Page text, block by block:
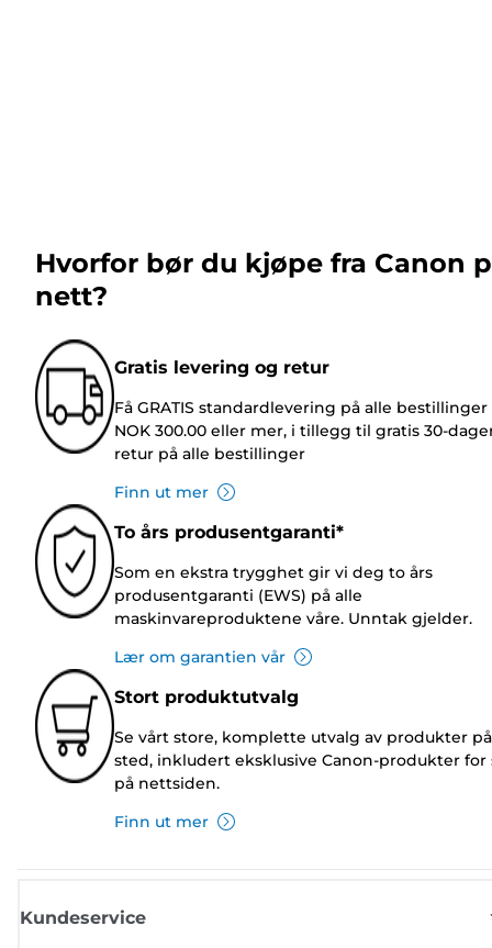
Hvorfor bør du kjøpe fra Canon
nett?
Gratis levering og retur
Få GRATIS standardlevering på alle bestillinger
NOK 300.00 eller mer, i tillegg til gratis 30-
retur på alle bestillinger
Finn ut mer
To års produsentgaranti*
Som en ekstra trygghet gir vi deg to års
produsentgaranti (EWS) på alle
maskinvareproduktene våre. Unntak gjelder.
Lær om garantien vår
Stort produktutvalg
Se vårt store, komplette utvalg av produkter
sted, inkludert eksklusive Canon-produkter for
på nettsiden.
Finn ut mer
Kundeservice